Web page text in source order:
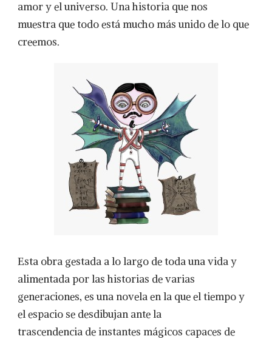
amor y el universo. Una historia que nos
muestra que todo está mucho más unido de lo que
creemos.
Esta obra gestada a lo largo de toda una vida y
alimentada por las historias de varias
generaciones, es una novela en la que el tiempo y
el espacio se desdibujan ante la
trascendencia de instantes mágicos capaces de